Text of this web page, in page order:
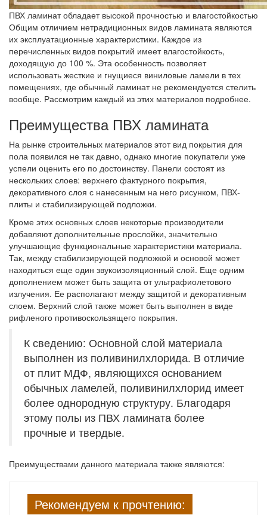
ПВХ ламинат обладает высокой прочностью и влагостойкостью
Общим отличием нетрадиционных видов ламината являются
их эксплуатационные характеристики. Каждое из
перечисленных видов покрытий имеет влагостойкость,
доходящую до 100 %. Эта особенность позволяет
использовать жесткие и гнущиеся виниловые ламели в тех
помещениях, где обычный ламинат не рекомендуется стелить
вообще. Рассмотрим каждый из этих материалов подробнее.
Преимущества ПВХ ламината
На рынке строительных материалов этот вид покрытия для
пола появился не так давно, однако многие покупатели уже
успели оценить его по достоинству. Панели состоят из
нескольких слоев: верхнего фактурного покрытия,
декоративного слоя с нанесенным на него рисунком, ПВХ-
плиты и стабилизирующей подложки.
Кроме этих основных слоев некоторые производители
добавляют дополнительные прослойки, значительно
улучшающие функциональные характеристики материала.
Так, между стабилизирующей подложкой и основой может
находиться еще один звукоизоляционный слой. Еще одним
дополнением может быть защита от ультрафиолетового
излучения. Ее располагают между защитой и декоративным
слоем. Верхний слой также может быть выполнен в виде
рифленого противоскользящего покрытия.
К сведению: Основной слой материала
выполнен из поливинилхлорида. В отличие
от плит МДФ, являющихся основанием
обычных ламелей, поливинилхлорид имеет
более однородную структуру. Благодаря
этому полы из ПВХ ламината более
прочные и твердые.
Преимуществами данного материала также являются:
Рекомендуем к прочтению: